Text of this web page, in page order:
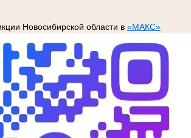
Новосибирской области в «МАКС»